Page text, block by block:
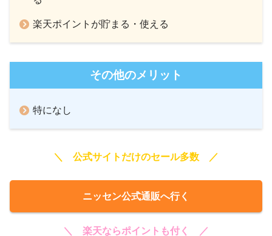
楽天ポイントが貯まる・使える
その他のメリット
特になし
＼ 公式サイトだけのセール多数 ／
ニッセン公式通販へ行く
＼ 楽天ならポイントも付く ／